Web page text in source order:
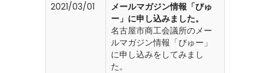
2021/03/01
メールマガジン情報「びゅ
ー」に申し込みました。
名古屋市商工会議所のメー
ルマガジン情報「びゅー」
に申し込みをしてみまし
た。